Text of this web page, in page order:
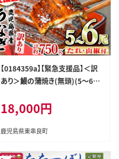
【0184359a】【緊急支援品】＜訳
あり＞鰻の蒲焼き(無頭)(5～6
なぎ ウナギ 鰻 国産 蒲焼 蒲焼き
たれ 鹿児島 ふるさと 人気 支援
【アクアおおすみ】
18,000円
鹿児島県東串良町